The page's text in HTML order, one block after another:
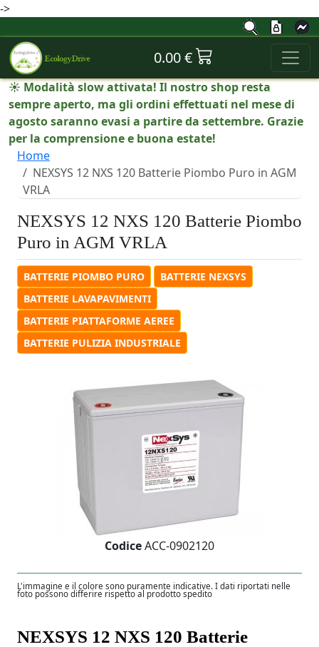
->
0.00 €
☀️ Modalità slow attivata! Il nostro shop resta
sempre aperto, ma gli ordini effettuati nel mese di
agosto saranno evasi a partire da settembre. Grazie
per la comprensione e buona estate!
Home
NEXSYS 12 NXS 120 Batterie Piombo Puro in AGM
VRLA
NEXSYS 12 NXS 120 Batterie Piombo
Puro in AGM VRLA
BATTERIE PIOMBO PURO
BATTERIE NEXSYS
BATTERIE LAVAPAVIMENTI
BATTERIE PIATTAFORME AEREE
BATTERIE PULIZIA INDUSTRIALE
CodiceACC-0902120
L'immagine e il colore sono puramente indicative. I dati riportati nelle
foto possono differire rispetto al prodotto spedito
NEXSYS 12 NXS 120 Batterie